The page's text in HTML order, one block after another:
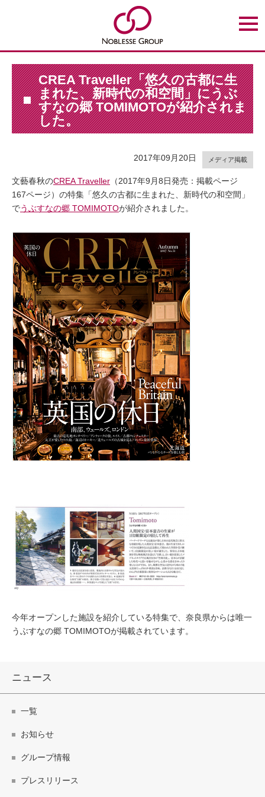
t
o
e
n
a
v
i
g
a
t
i
n
CREA Traveller「悠久の古都に生
まれた、新時代の和空間」にうぶ
すなの郷 TOMIMOTOが紹介されま
した。
メディア掲載
2017年09月20日
文藝春秋のCREA Traveller （2017年9月8日発売：掲載ページ
167ページ）の特集「悠久の古都に生まれた、新時代の和空間」
でうぶすなの郷 TOMIMOTOが紹介されました。
今年オープンした施設を紹介している特集で、奈良県からは唯一
うぶすなの郷 TOMIMOTOが掲載されています。
ニュース
一覧
お知らせ
グループ情報
プレスリリース